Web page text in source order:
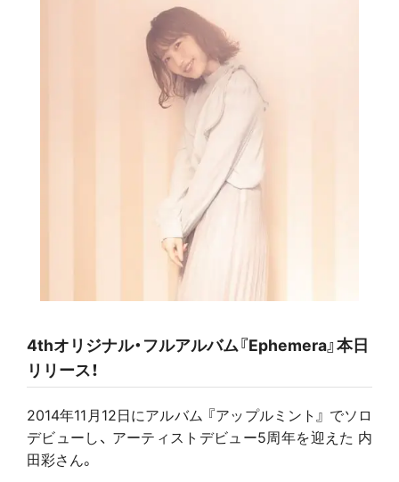
4thオリジナル・フルアルバム『Ephemera』本日
リリース！
2014年11月12日にアルバム 『アップルミント』 でソロ
デビューし、 アーティストデビュー5周年を迎えた 内
田彩さん。